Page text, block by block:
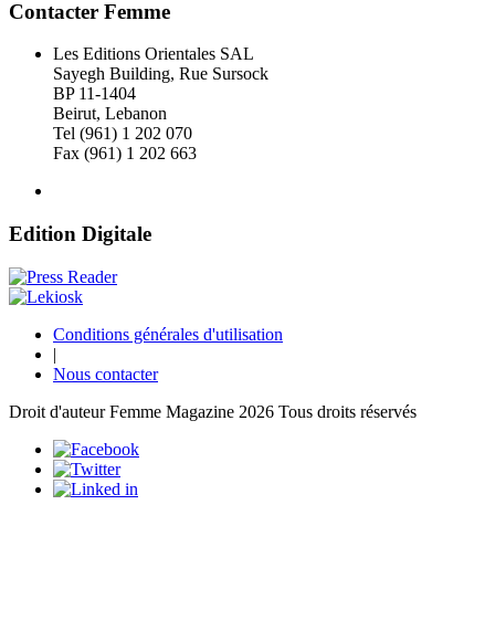
Contacter Femme
Les Editions Orientales SAL
Sayegh Building, Rue Sursock
BP 11-1404
Beirut, Lebanon
Tel (961) 1 202 070
Fax (961) 1 202 663
Edition Digitale
Conditions générales d'utilisation
|
Nous contacter
Droit d'auteur Femme Magazine 2026 Tous droits réservés